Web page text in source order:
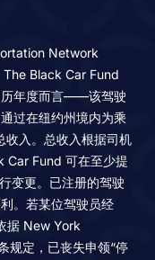
Network
Black Car Fund
年度而言——该驾驶
过在纽约州境内为乘
入。总收入根据司机
Car Fund 可在至少提
变更。已注册的驾驶
。若某位驾驶员经
据 New York
规定，已丧失申领“停